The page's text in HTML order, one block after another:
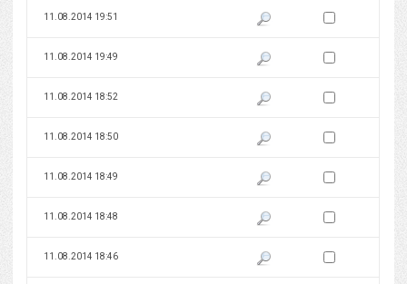
11.08.2014 19:51 Pokaż podgląd wersji z dnia
Zaznacz wersję do
11.08.2014 19:49 Pokaż podgląd wersji z dnia
Zaznacz wersję do
11.08.2014 18:52 Pokaż podgląd wersji z dnia
Zaznacz wersję do
11.08.2014 18:50 Pokaż podgląd wersji z dnia
Zaznacz wersję do
11.08.2014 18:49 Pokaż podgląd wersji z dnia
Zaznacz wersję do
11.08.2014 18:48 Pokaż podgląd wersji z dnia
Zaznacz wersję do
11.08.2014 18:46 Pokaż podgląd wersji z dnia
Zaznacz wersję do